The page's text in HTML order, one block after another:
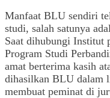
Manfaat BLU sendiri
studi, salah satunya
Saat dihubungi Institut
Program Studi
amat berterima kasih
dihasilkan BLU dalam
membuat peminat di